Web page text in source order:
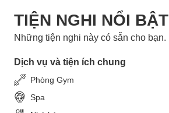
TIỆN NGHI NỔI BẬT
Những tiện nghi này có sẵn cho bạn.
Dịch vụ và tiện ích chung
Phòng Gym
Spa